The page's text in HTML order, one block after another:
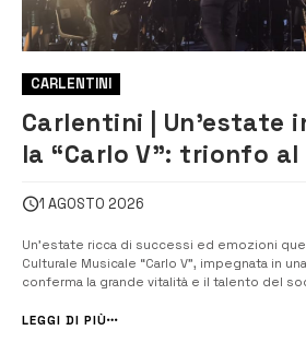
CARLENTINI
Carlentini | Un’estate
la “Carlo V”: trionfo al
1 AGOSTO 2026
Un’estate ricca di successi ed emozioni
Culturale Musicale “Carlo V”, impegnata in
conferma la grande vitalità e il talento del
partecipazione al Secondo Raduno
LEGGI DI PIÙ